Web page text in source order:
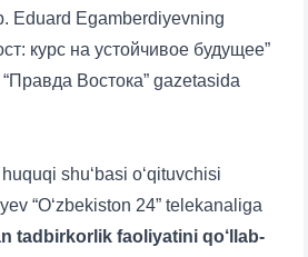
Eduard Egamberdiyevning
курс на устойчивое будущее”
Востока” gazetasida
shu‘basi o‘qituvchisi
“O‘zbekiston 24” telekanaliga
tadbirkorlik faoliyatini qo‘llab-